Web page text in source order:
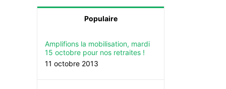
Populaire
Amplifions la mobilisation, mardi
15 octobre pour nos retraites !
11 octobre 2013